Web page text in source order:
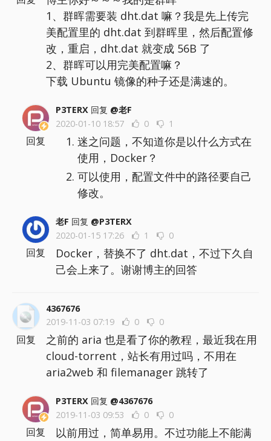
1、群晖需要装 dht.dat 嘛？我是先上传完
美配置里的 dht.dat 到群晖里，然后配置修
改，重启，dht.dat 就变成 56B 了
2、群晖可以用完美配置嘛？
下载 Ubuntu 镜像的种子还是满速的。
P3TERX 回复 @老F
2020-01-10 18:57
0 1
迷之问题，不知道你是以什么方式在
使用，Docker？
可以使用，配置文件中的路径要自己
修改。
回复
老F 回复 @P3TERX
2020-01-15 17:26
1 0
Docker，替换不了 dht.dat，不过下久自
己会上来了。谢谢博主的回答
回复
4367676
2019-11-03 07:19
0 0
之前的 aria 也是看了你的教程，最近我在用
cloud-torrent，站长有用过吗，不用在
aria2web 和 filemanager 跳转了
回复
P3TERX 回复 @4367676
2019-11-03 09:53
0 0
以前用过，简单易用。不过功能上不能满
回复